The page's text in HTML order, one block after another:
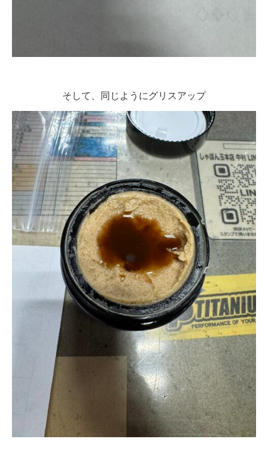
そして、同じようにグリスアップ